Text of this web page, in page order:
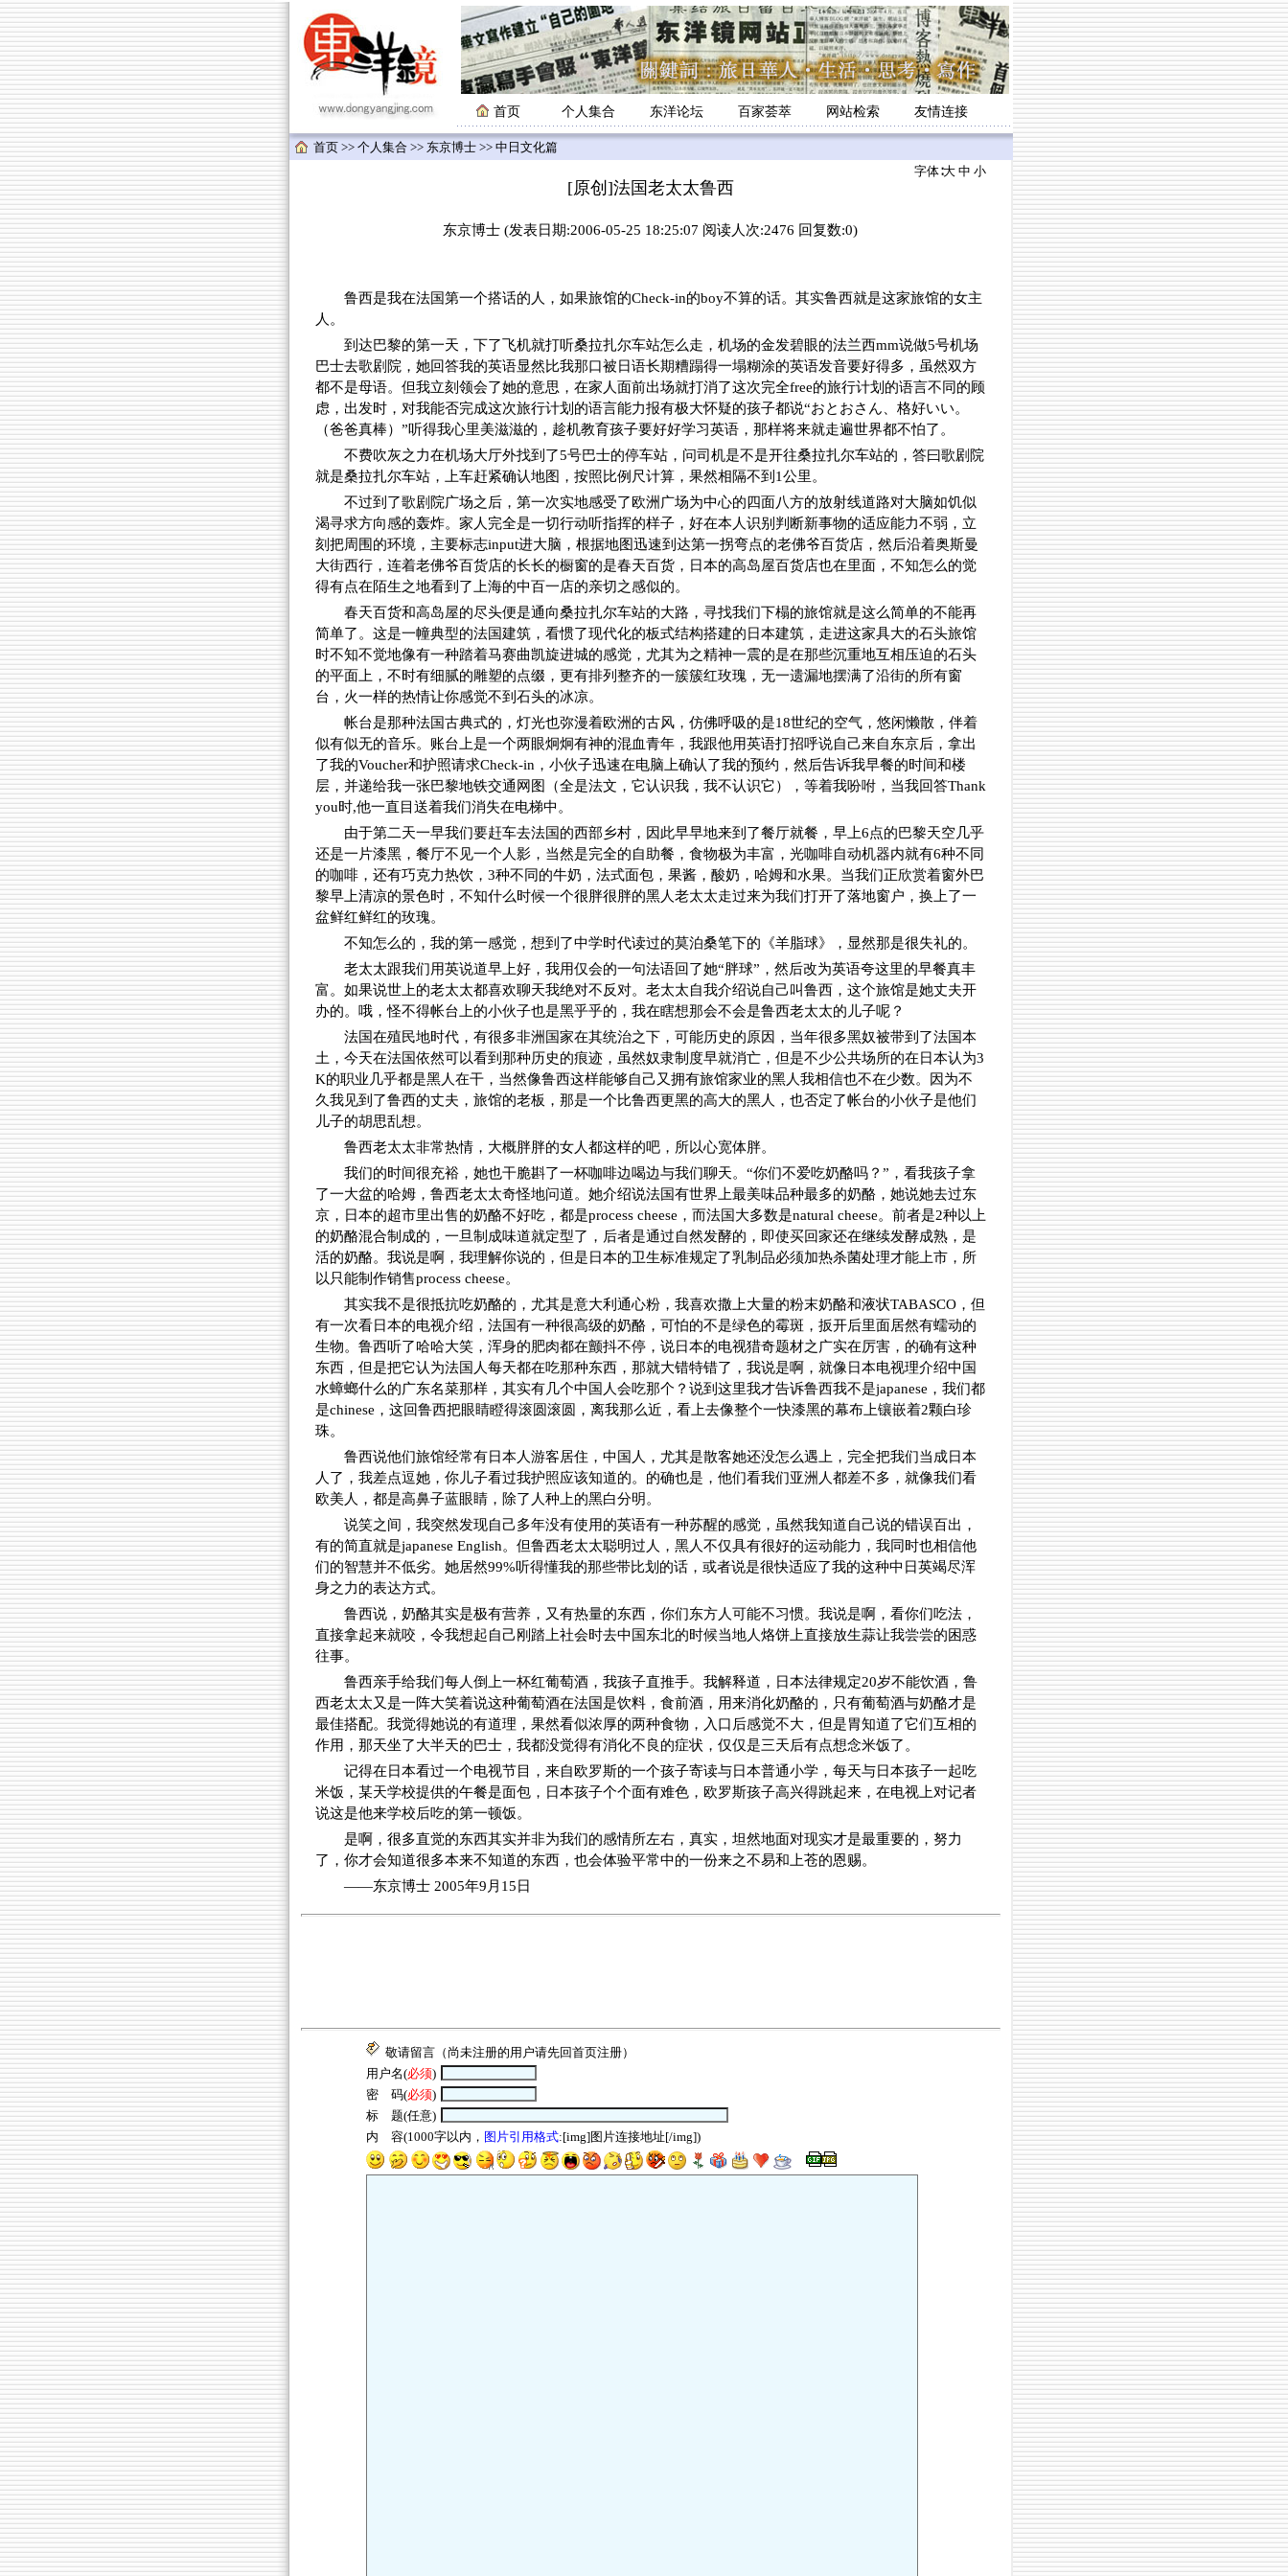
首页 个人集合 东洋论坛 百家荟萃 网站检索 友情连接
首页 >> 个人集合 >> 东京博士 >> 中日文化篇
字体∶大 中 小
[原创]法国老太太鲁西
东京博士 (发表日期:2006-05-25 18:25:07 阅读人次:2476 回复数:0)
鲁西是我在法国第一个搭话的人，如果旅馆的Check-in的boy不算的话。其实鲁西就是这家旅馆的女主
人。
到达巴黎的第一天，下了飞机就打听桑拉扎尔车站怎么走，机场的金发碧眼的法兰西mm说做5号机场
巴士去歌剧院，她回答我的英语显然比我那口被日语长期糟蹋得一塌糊涂的英语发音要好得多，虽然双方
都不是母语。但我立刻领会了她的意思，在家人面前出场就打消了这次完全free的旅行计划的语言不同的顾
虑，出发时，对我能否完成这次旅行计划的语言能力报有极大怀疑的孩子都说“おとおさん、格好いい。
（爸爸真棒）”听得我心里美滋滋的，趁机教育孩子要好好学习英语，那样将来就走遍世界都不怕了。
不费吹灰之力在机场大厅外找到了5号巴士的停车站，问司机是不是开往桑拉扎尔车站的，答曰歌剧院
就是桑拉扎尔车站，上车赶紧确认地图，按照比例尺计算，果然相隔不到1公里。
不过到了歌剧院广场之后，第一次实地感受了欧洲广场为中心的四面八方的放射线道路对大脑如饥似
渴寻求方向感的轰炸。家人完全是一切行动听指挥的样子，好在本人识别判断新事物的适应能力不弱，立
刻把周围的环境，主要标志input进大脑，根据地图迅速到达第一拐弯点的老佛爷百货店，然后沿着奥斯曼
大街西行，连着老佛爷百货店的长长的橱窗的是春天百货，日本的高岛屋百货店也在里面，不知怎么的觉
得有点在陌生之地看到了上海的中百一店的亲切之感似的。
春天百货和高岛屋的尽头便是通向桑拉扎尔车站的大路，寻找我们下榻的旅馆就是这么简单的不能再
简单了。这是一幢典型的法国建筑，看惯了现代化的板式结构搭建的日本建筑，走进这家具大的石头旅馆
时不知不觉地像有一种踏着马赛曲凯旋进城的感觉，尤其为之精神一震的是在那些沉重地互相压迫的石头
的平面上，不时有细腻的雕塑的点缀，更有排列整齐的一簇簇红玫瑰，无一遗漏地摆满了沿街的所有窗
台，火一样的热情让你感觉不到石头的冰凉。
帐台是那种法国古典式的，灯光也弥漫着欧洲的古风，仿佛呼吸的是18世纪的空气，悠闲懒散，伴着
似有似无的音乐。账台上是一个两眼炯炯有神的混血青年，我跟他用英语打招呼说自己来自东京后，拿出
了我的Voucher和护照请求Check-in，小伙子迅速在电脑上确认了我的预约，然后告诉我早餐的时间和楼
层，并递给我一张巴黎地铁交通网图（全是法文，它认识我，我不认识它），等着我吩咐，当我回答Thank
you时,他一直目送着我们消失在电梯中。
由于第二天一早我们要赶车去法国的西部乡村，因此早早地来到了餐厅就餐，早上6点的巴黎天空几乎
还是一片漆黑，餐厅不见一个人影，当然是完全的自助餐，食物极为丰富，光咖啡自动机器内就有6种不同
的咖啡，还有巧克力热饮，3种不同的牛奶，法式面包，果酱，酸奶，哈姆和水果。当我们正欣赏着窗外巴
黎早上清凉的景色时，不知什么时候一个很胖很胖的黑人老太太走过来为我们打开了落地窗户，换上了一
盆鲜红鲜红的玫瑰。
不知怎么的，我的第一感觉，想到了中学时代读过的莫泊桑笔下的《羊脂球》，显然那是很失礼的。
老太太跟我们用英说道早上好，我用仅会的一句法语回了她“胖球”，然后改为英语夸这里的早餐真丰
富。如果说世上的老太太都喜欢聊天我绝对不反对。老太太自我介绍说自己叫鲁西，这个旅馆是她丈夫开
办的。哦，怪不得帐台上的小伙子也是黑乎乎的，我在瞎想那会不会是鲁西老太太的儿子呢？
法国在殖民地时代，有很多非洲国家在其统治之下，可能历史的原因，当年很多黑奴被带到了法国本
土，今天在法国依然可以看到那种历史的痕迹，虽然奴隶制度早就消亡，但是不少公共场所的在日本认为3
K的职业几乎都是黑人在干，当然像鲁西这样能够自己又拥有旅馆家业的黑人我相信也不在少数。因为不
久我见到了鲁西的丈夫，旅馆的老板，那是一个比鲁西更黑的高大的黑人，也否定了帐台的小伙子是他们
儿子的胡思乱想。
鲁西老太太非常热情，大概胖胖的女人都这样的吧，所以心宽体胖。
我们的时间很充裕，她也干脆斟了一杯咖啡边喝边与我们聊天。“你们不爱吃奶酪吗？”，看我孩子拿
了一大盆的哈姆，鲁西老太太奇怪地问道。她介绍说法国有世界上最美味品种最多的奶酪，她说她去过东
京，日本的超市里出售的奶酪不好吃，都是process cheese，而法国大多数是natural cheese。前者是2种以上
的奶酪混合制成的，一旦制成味道就定型了，后者是通过自然发酵的，即使买回家还在继续发酵成熟，是
活的奶酪。我说是啊，我理解你说的，但是日本的卫生标准规定了乳制品必须加热杀菌处理才能上市，所
以只能制作销售process cheese。
其实我不是很抵抗吃奶酪的，尤其是意大利通心粉，我喜欢撒上大量的粉末奶酪和液状TABASCO，但
有一次看日本的电视介绍，法国有一种很高级的奶酪，可怕的不是绿色的霉斑，扳开后里面居然有蠕动的
生物。鲁西听了哈哈大笑，浑身的肥肉都在颤抖不停，说日本的电视猎奇题材之广实在厉害，的确有这种
东西，但是把它认为法国人每天都在吃那种东西，那就大错特错了，我说是啊，就像日本电视理介绍中国
水蟑螂什么的广东名菜那样，其实有几个中国人会吃那个？说到这里我才告诉鲁西我不是japanese，我们都
是chinese，这回鲁西把眼睛瞪得滚圆滚圆，离我那么近，看上去像整个一快漆黑的幕布上镶嵌着2颗白珍
珠。
鲁西说他们旅馆经常有日本人游客居住，中国人，尤其是散客她还没怎么遇上，完全把我们当成日本
人了，我差点逗她，你儿子看过我护照应该知道的。的确也是，他们看我们亚洲人都差不多，就像我们看
欧美人，都是高鼻子蓝眼睛，除了人种上的黑白分明。
说笑之间，我突然发现自己多年没有使用的英语有一种苏醒的感觉，虽然我知道自己说的错误百出，
有的简直就是japanese English。但鲁西老太太聪明过人，黑人不仅具有很好的运动能力，我同时也相信他
们的智慧并不低劣。她居然99%听得懂我的那些带比划的话，或者说是很快适应了我的这种中日英竭尽浑
身之力的表达方式。
鲁西说，奶酪其实是极有营养，又有热量的东西，你们东方人可能不习惯。我说是啊，看你们吃法，
直接拿起来就咬，令我想起自己刚踏上社会时去中国东北的时候当地人烙饼上直接放生蒜让我尝尝的困惑
往事。
鲁西亲手给我们每人倒上一杯红葡萄酒，我孩子直推手。我解释道，日本法律规定20岁不能饮酒，鲁
西老太太又是一阵大笑着说这种葡萄酒在法国是饮料，食前酒，用来消化奶酪的，只有葡萄酒与奶酪才是
最佳搭配。我觉得她说的有道理，果然看似浓厚的两种食物，入口后感觉不大，但是胃知道了它们互相的
作用，那天坐了大半天的巴士，我都没觉得有消化不良的症状，仅仅是三天后有点想念米饭了。
记得在日本看过一个电视节目，来自欧罗斯的一个孩子寄读与日本普通小学，每天与日本孩子一起吃
米饭，某天学校提供的午餐是面包，日本孩子个个面有难色，欧罗斯孩子高兴得跳起来，在电视上对记者
说这是他来学校后吃的第一顿饭。
是啊，很多直觉的东西其实并非为我们的感情所左右，真实，坦然地面对现实才是最重要的，努力
了，你才会知道很多本来不知道的东西，也会体验平常中的一份来之不易和上苍的恩赐。
——东京博士 2005年9月15日
敬请留言（尚未注册的用户请先回首页注册）
用户名(必须)
密 码(必须)
标 题(任意)
内 容(1000字以内， 图片引用格式:[img]图片连接地址[/img])